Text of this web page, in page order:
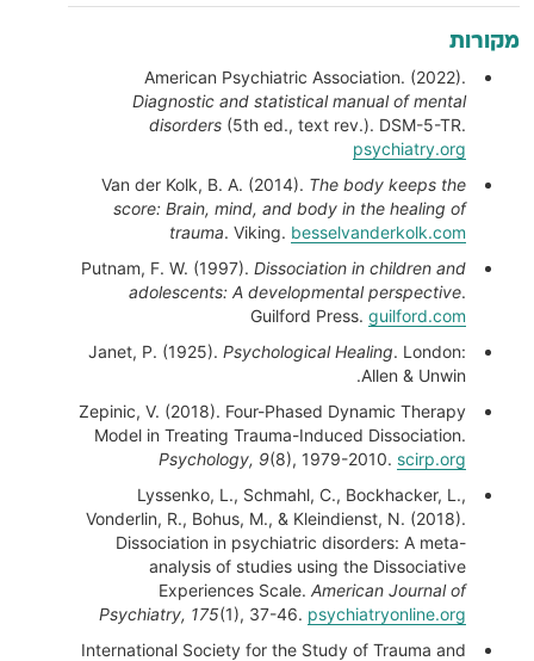
מקורות
American Psychiatric Association. (2022).
Diagnostic and statistical manual of mental
disorders (5th ed., text rev.). DSM-5-TR.
psychiatry.org
Van der Kolk, B. A. (2014). The body keeps the
score: Brain, mind, and body in the healing of
trauma. Viking. besselvanderkolk.com
Putnam, F. W. (1997). Dissociation in children and
adolescents: A developmental perspective.
Guilford Press. guilford.com
Janet, P. (1925). Psychological Healing. London:
Allen & Unwin.
Zepinic, V. (2018). Four-Phased Dynamic Therapy
Model in Treating Trauma-Induced Dissociation.
Psychology, 9(8), 1979-2010. scirp.org
Lyssenko, L., Schmahl, C., Bockhacker, L.,
Vonderlin, R., Bohus, M., & Kleindienst, N. (2018).
Dissociation in psychiatric disorders: A meta-
analysis of studies using the Dissociative
Experiences Scale. American Journal of
Psychiatry, 175(1), 37-46. psychiatryonline.org
International Society for the Study of Trauma and